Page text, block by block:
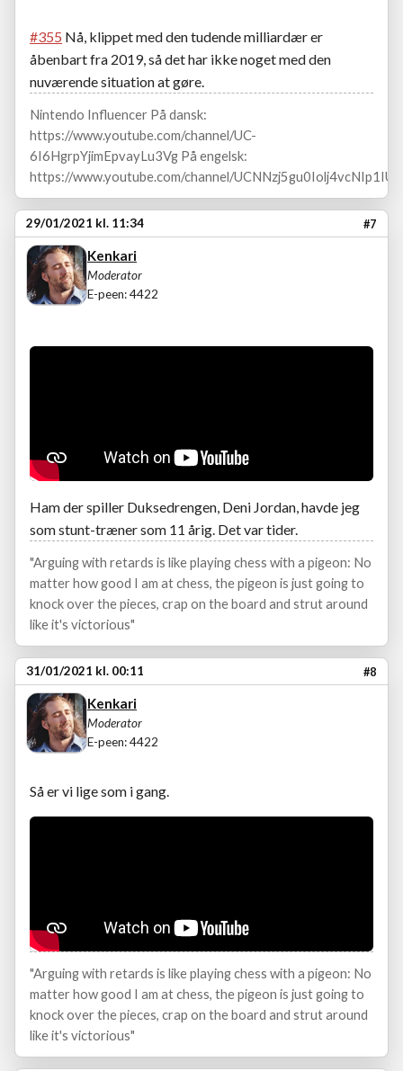
#355 Nå, klippet med den tudende milliardær er
åbenbart fra 2019, så det har ikke noget med den
nuværende situation at gøre.
Nintendo Influencer På dansk:
https://www.youtube.com/channel/UC-
6I6HgrpYjimEpvayLu3Vg På engelsk:
https://www.youtube.com/channel/UCNNzj5gu0Iolj4vcNIp1IUA
29/01/2021 kl. 11:34 #7
Kenkari
Moderator
E-peen: 4422
Ham der spiller Duksedrengen, Deni Jordan, havde jeg
som stunt-træner som 11 årig. Det var tider.
"Arguing with retards is like playing chess with a pigeon: No
matter how good I am at chess, the pigeon is just going to
knock over the pieces, crap on the board and strut around
like it's victorious"
31/01/2021 kl. 00:11 #8
Kenkari
Moderator
E-peen: 4422
Så er vi lige som i gang.
"Arguing with retards is like playing chess with a pigeon: No
matter how good I am at chess, the pigeon is just going to
knock over the pieces, crap on the board and strut around
like it's victorious"